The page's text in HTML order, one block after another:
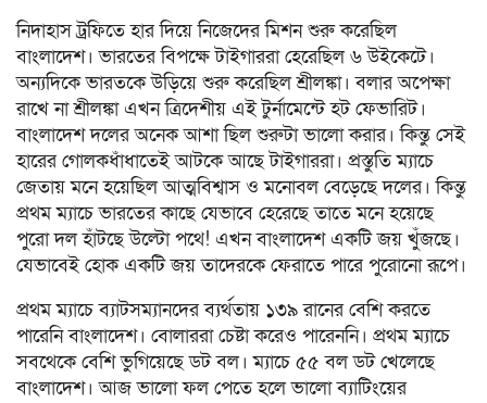
নিদাহাস ট্রফিতে হার দিয়ে নিজেদের মিশন শুরু করেছিল
বাংলাদেশ। ভারতের বিপক্ষে টাইগাররা হেরেছিল ৬ উইকেটে।
অন্যদিকে ভারতকে উড়িয়ে শুরু করেছিল শ্রীলঙ্কা। বলার অপেক্ষা
রাখে না শ্রীলঙ্কা এখন ত্রিদেশীয় এই টুর্নামেন্টে হট ফেভারিট।
বাংলাদেশ দলের অনেক আশা ছিল শুরুটা ভালো করার। কিন্তু সেই
হারের গোলকধাঁধাতেই আটকে আছে টাইগাররা। প্রস্তুতি ম্যাচে
জেতায় মনে হয়েছিল আত্মবিশ্বাস ও মনোবল বেড়েছে দলের। কিন্তু
প্রথম ম্যাচে ভারতের কাছে যেভাবে হেরেছে তাতে মনে হয়েছে
পুরো দল হাঁটছে উল্টো পথে! এখন বাংলাদেশ একটি জয় খুঁজছে।
যেভাবেই হোক একটি জয় তাদেরকে ফেরাতে পারে পুরোনো রূপে।
প্রথম ম্যাচে ব্যাটসম্যানদের ব্যর্থতায় ১৩৯ রানের বেশি করতে
পারেনি বাংলাদেশ। বোলাররা চেষ্টা করেও পারেননি। প্রথম ম্যাচে
সবথেকে বেশি ভুগিয়েছে ডট বল। ম্যাচে ৫৫ বল ডট খেলেছে
বাংলাদেশ। আজ ভালো ফল পেতে হলে ভালো ব্যাটিংয়ের